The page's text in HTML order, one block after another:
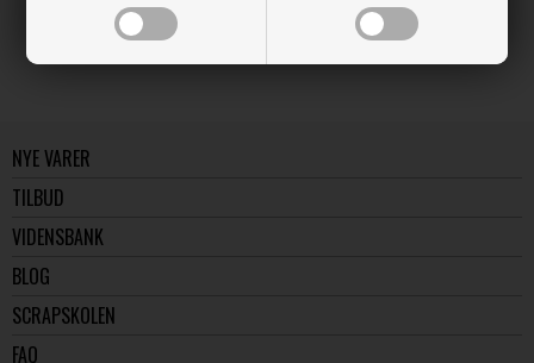
Læs flere artikler...
NYE VARER
TILBUD
VIDENSBANK
BLOG
SCRAPSKOLEN
FAQ